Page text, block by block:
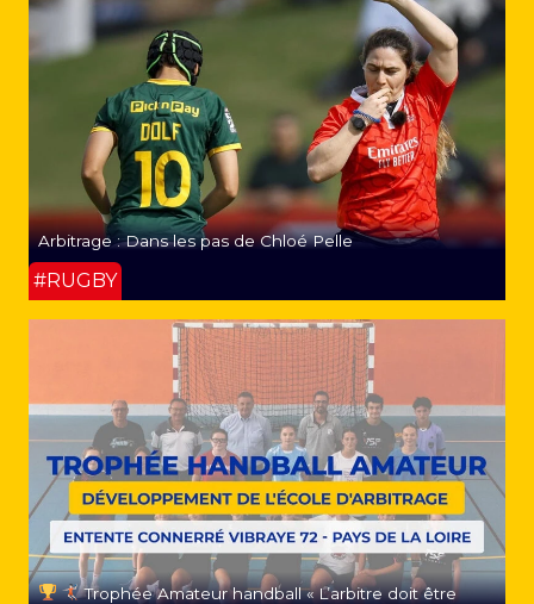
Arbitrage : Dans les pas de Chloé Pelle
#RUGBY
Trophée Amateur handball « L’arbitre doit être